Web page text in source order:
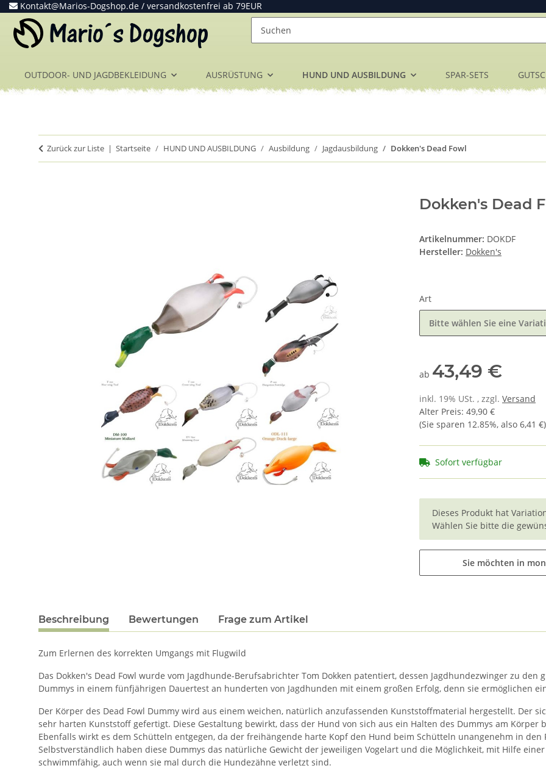
Kontakt@Marios-Dogshop.de / versandkostenfrei ab 79EUR
OUTDOOR- UND JAGDBEKLEIDUNG AUSRÜSTUNG HUND UND AUSBILDUNG SPAR-SETS
Zurück zur Liste Startseite HUND UND AUSBILDUNG Ausbildung Jagdausbildung Dokken's Dead Fowl
Dokken's Dead
Artikelnummer: DOKDF
Hersteller: Dokken's
Art
Bitte wählen Sie eine
ab 43,49 €
inkl. 19% USt. , zzgl. Versand
Alter Preis: 49,90 €
(Sie sparen 12.85%, also 6,41 €)
Sofort verfügbar
x
Dieses Produkt hat
Wählen Sie bitte die
Sie möchten in
Beschreibung Bewertungen Frage zum Artikel
Zum Erlernen des korrekten Umgangs mit Flugwild
Das Dokken's Dead Fowl wurde vom Jagdhunde-Berufsabrichter Tom Dokken patentiert, dessen Jagdhundezwinger zu
Dummys in einem fünfjährigen Dauertest an hunderten von Jagdhunden mit einem großen Erfolg, denn sie ermöglichen
Der Körper des Dead Fowl Dummy wird aus einem weichen, natürlich anzufassenden Kunststoffmaterial hergestellt. Der
sehr harten Kunststoff gefertigt. Diese Gestaltung bewirkt, dass der Hund von sich aus ein Halten des Dummys am
Ebenfalls wirkt es dem Schütteln entgegen, da der freihängende harte Kopf den Hund beim Schütteln unangenehm in den
Selbstverständlich haben diese Dummys das natürliche Gewicht der jeweiligen Vogelart und die Möglichkeit, mit Hilfe
schwimmfähig, auch wenn sie mal durch die Hundezähne verletzt sind.